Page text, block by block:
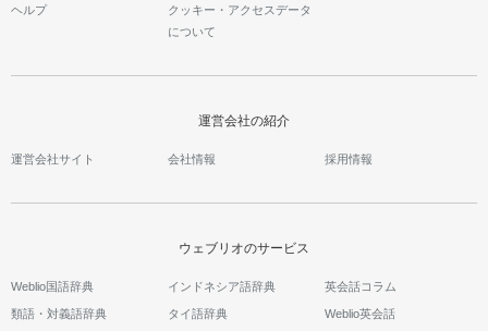
ヘルプ
クッキー・アクセスデータ
について
運営会社の紹介
運営会社サイト 会社情報 採用情報
ウェブリオのサービス
Weblio国語辞典
類語・対義語辞典
インドネシア語辞典
タイ語辞典
英会話コラム
Weblio英会話